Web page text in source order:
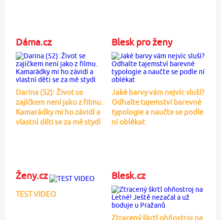
Dáma.cz
Darina (52): Život se
zajíčkem není jako z filmu.
Kamarádky mi ho závidí a
vlastní děti se za mě stydí
Blesk pro ženy
Jaké barvy vám nejvíc sluší?
Odhalte tajemství barevné
typologie a naučte se podle
ní oblékat
Ženy.cz
TEST VIDEO
Blesk.cz
Ztracený škrtl ohňostroj na